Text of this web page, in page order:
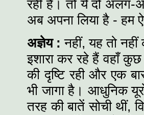
रही है। तो ये दो अलग-
अब अपना लिया है - हम
अज्ञेय : नहीं, यह तो
इशारा कर रहे हैं वहाँ
की दृष्टि रही और एक
भी जागा है। आधुनिक
तरह की बातें सोची थीं,